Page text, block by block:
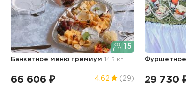
15
Банкетное меню премиум 14.5 кг
66 606 ₽ 4.62 (29) 29 730